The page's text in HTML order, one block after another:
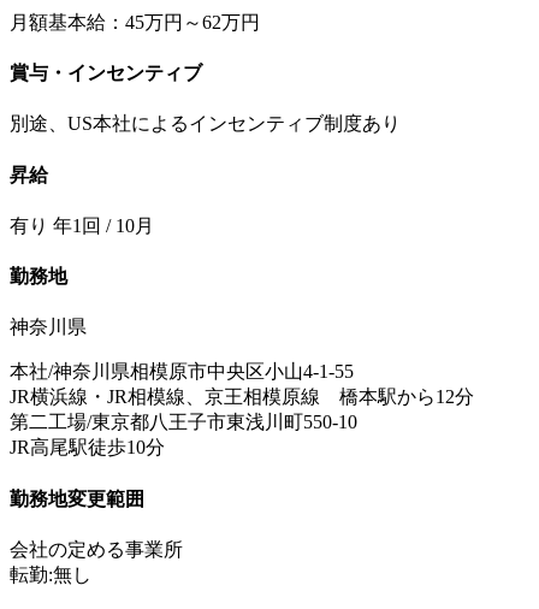
月額基本給：45万円～62万円
賞与・インセンティブ
別途、US本社によるインセンティブ制度あり
昇給
有り 年1回 / 10月
勤務地
神奈川県
本社/神奈川県相模原市中央区小山4-1-55
JR横浜線・JR相模線、京王相模原線 橋本駅から12分
第二工場/東京都八王子市東浅川町550-10
JR高尾駅徒歩10分
勤務地変更範囲
会社の定める事業所
転勤:無し